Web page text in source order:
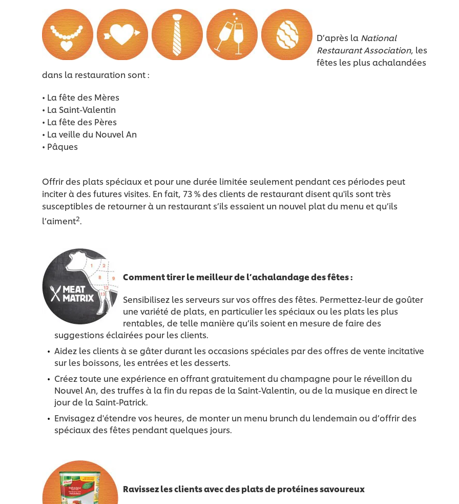
D’après la National
Restaurant Association, les
fêtes les plus achalandées
dans la restauration sont :
• La fête des Mères
• La Saint-Valentin
• La fête des Pères
• La veille du Nouvel An
• Pâques
Offrir des plats spéciaux et pour une durée limitée seulement pendant ces périodes peut
inciter à des futures visites. En fait, 73 % des clients de restaurant disent qu'ils sont très
susceptibles de retourner à un restaurant s’ils essaient un nouvel plat du menu et qu’ils
l’aiment2.
Comment tirer le meilleur de l’achalandage des fêtes :
Sensibilisez les serveurs sur vos offres des fêtes. Permettez-leur de goûter
une variété de plats, en particulier les spéciaux ou les plats les plus
rentables, de telle manière qu’ils soient en mesure de faire des
suggestions éclairées pour les clients.
Aidez les clients à se gâter durant les occasions spéciales par des offres de vente incitative
sur les boissons, les entrées et les desserts.
Créez toute une expérience en offrant gratuitement du champagne pour le réveillon du
Nouvel An, des truffes à la fin du repas de la Saint-Valentin, ou de la musique en direct le
jour de la Saint-Patrick.
Envisagez d'étendre vos heures, de monter un menu brunch du lendemain ou d’offrir des
spéciaux des fêtes pendant quelques jours.
Ravissez les clients avec des plats de protéines savoureux